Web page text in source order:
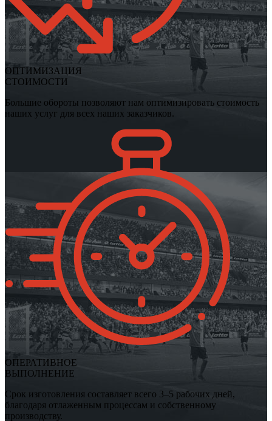
ОПТИМИЗАЦИЯ
СТОИМОСТИ
Большие обороты позволяют нам оптимизировать стоимость
наших услуг для всех наших заказчиков.
ОПЕРАТИВНОЕ
ВЫПОЛНЕНИЕ
Срок изготовления составляет всего 3–5 рабочих дней,
благодаря отлаженным процессам и собственному
производству.